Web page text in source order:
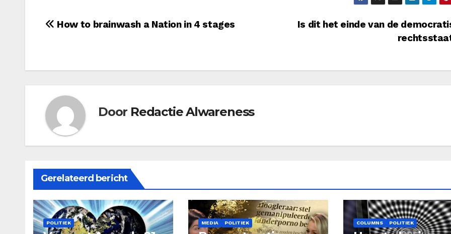
Bericht
Is dit het einde van de
How to brainwash a Nation in 4 stages
Door Redactie Alwareness
Gerelateerd bericht
POLITIEK MEDIA POLITIEK COLUMNS POLITIEK